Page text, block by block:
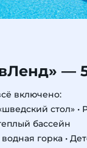
—
включено:
стол»
бассейн
горка •